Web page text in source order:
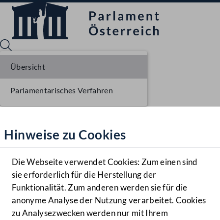
Hilfe
Benutzer
Navigationsmenü öffnen
MENÜ
Hinweise zu Cookies
Die Webseite verwendet Cookies: Zum einen sind
sie erforderlich für die Herstellung der
Funktionalität. Zum anderen werden sie für die
anonyme Analyse der Nutzung verarbeitet. Cookies
zu Analysezwecken werden nur mit Ihrem
Übersicht
Parlamentarisches Verfahren